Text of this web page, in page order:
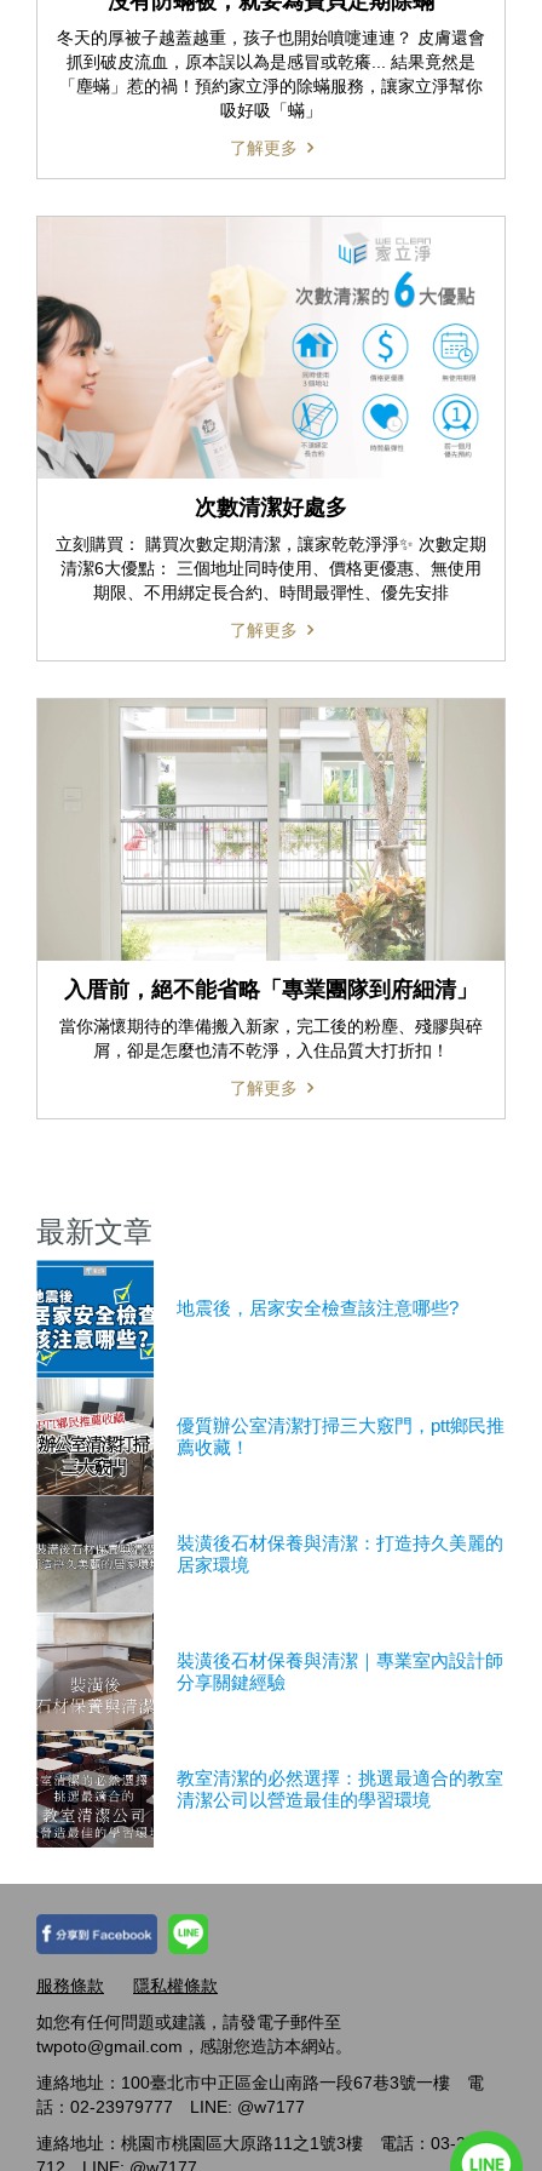
冬天的厚被子越蓋越重，孩子也開始噴嚏連連？ 皮膚還會
抓到破皮流血，原本誤以為是感冒或乾癢... 結果竟然是
「塵蟎」惹的禍！預約家立淨的除蟎服務，讓家立淨幫你
吸好吸「蟎」
了解更多
次數清潔好處多
立刻購買： 購買次數定期清潔，讓家乾乾淨淨✨ 次數定期
清潔6大優點： 三個地址同時使用、價格更優惠、無使用
期限、不用綁定長合約、時間最彈性、優先安排
了解更多
入厝前，絕不能省略「專業團隊到府細清」
當你滿懷期待的準備搬入新家，完工後的粉塵、殘膠與碎
屑，卻是怎麼也清不乾淨，入住品質大打折扣！
了解更多
最新文章
地震後，居家安全檢查該注意哪些?
優質辦公室清潔打掃三大竅門，ptt鄉民推
薦收藏！
裝潢後石材保養與清潔：打造持久美麗的
居家環境
裝潢後石材保養與清潔｜專業室內設計師
分享關鍵經驗
教室清潔的必然選擇：挑選最適合的教室
清潔公司以營造最佳的學習環境
服務條款
隱私權條款
如您有任何問題或建議，請發電子郵件至
twpoto@gmail.com，感謝您造訪本網站。
連絡地址：100臺北市中正區金山南路一段67巷3號一樓 電
話：02-23979777 LINE: @w7177
連絡地址：桃園市桃園區大原路11之1號3樓 電話：03-2717-